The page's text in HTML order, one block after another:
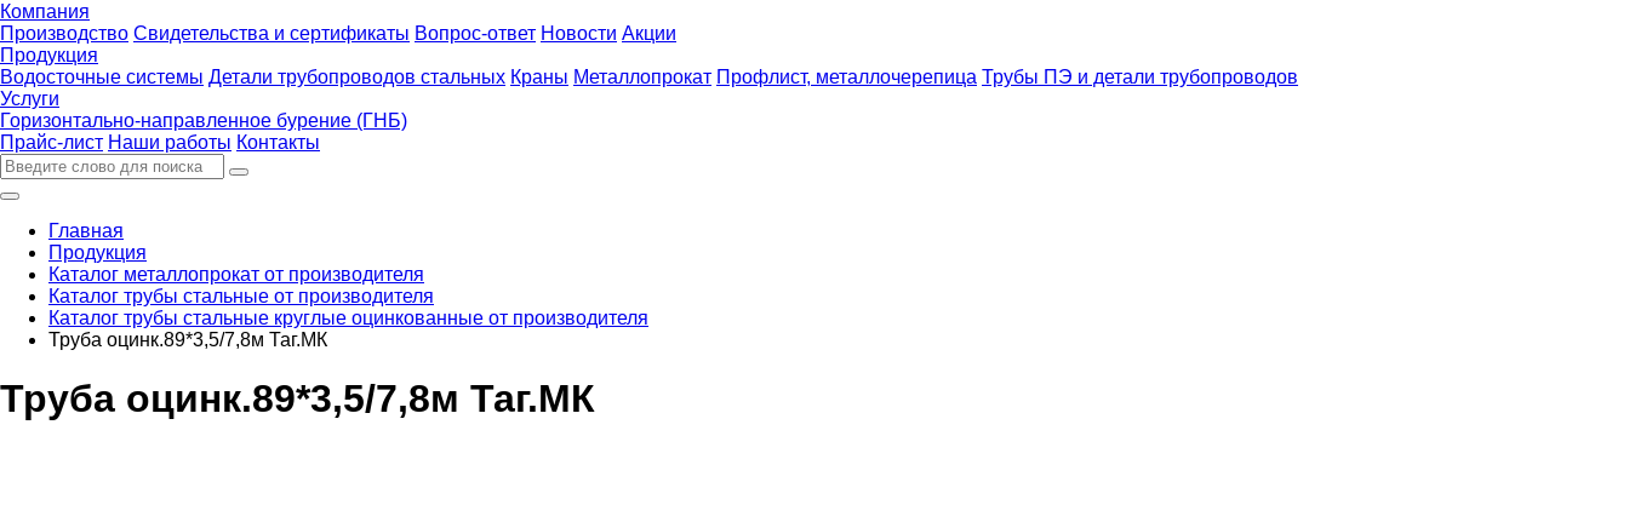
Компания
Производство Свидетельства и сертификаты Вопрос-ответ Новости Акции
Продукция
Водосточные системы Детали трубопроводов стальных Краны Металлопрокат Профлист, металлочерепица Трубы ПЭ и детали трубопроводов
Услуги
Горизонтально-направленное бурение (ГНБ)
Прайс-лист Наши работы Контакты
Главная
Продукция
Каталог металлопрокат от производителя
Каталог трубы стальные от производителя
Каталог трубы стальные круглые оцинкованные от производителя
Труба оцинк.89*3,5/7,8м Таг.МК
Труба оцинк.89*3,5/7,8м Таг.МК